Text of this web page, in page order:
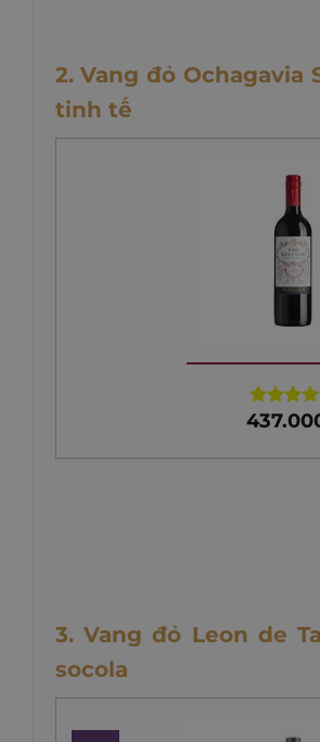
2. Vang đỏ Ochagavia
tinh tế
Rated
3. Vang đỏ Leon de
socola